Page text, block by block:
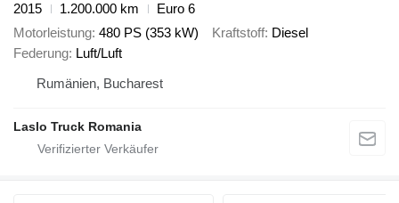
2015
1.200.000 km
Euro 6
Motorleistung 480 PS (353 kW) Kraftstoff Diesel
Federung Luft/Luft
Rumänien, Bucharest
Laslo Truck Romania